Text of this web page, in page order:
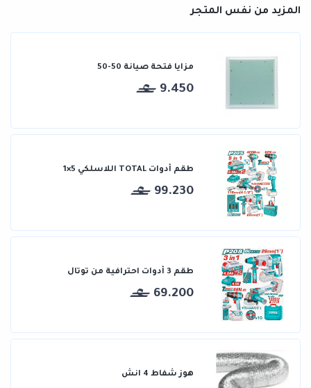
المزيد من نفس المتجر
مزايا فتحة صيانة 50-50
9.450
طقم أدوات TOTAL اللاسلكي 5×1
99.230
طقم 3 أدوات احترافية من توتال
69.200
هوز شفاط 4 انش